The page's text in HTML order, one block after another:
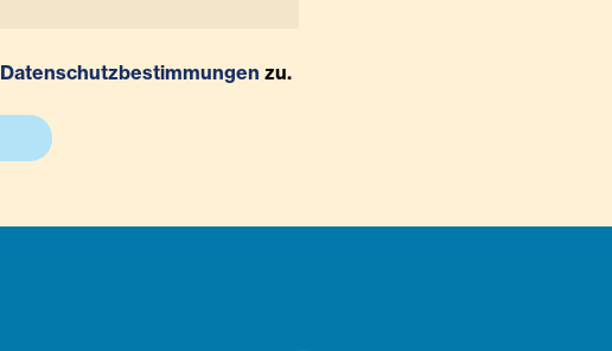
Datenschutzbestimmungen zu.